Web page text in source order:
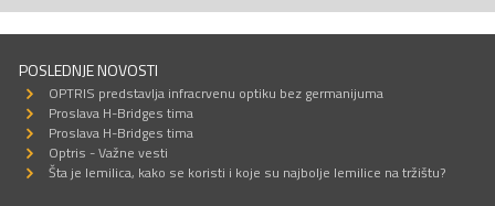
POSLEDNJE NOVOSTI
OPTRIS predstavlja infracrvenu optiku bez germanijuma
Proslava H-Bridges tima
Proslava H-Bridges tima
Optris - Važne vesti
Šta je lemilica, kako se koristi i koje su najbolje lemilice na tržištu?